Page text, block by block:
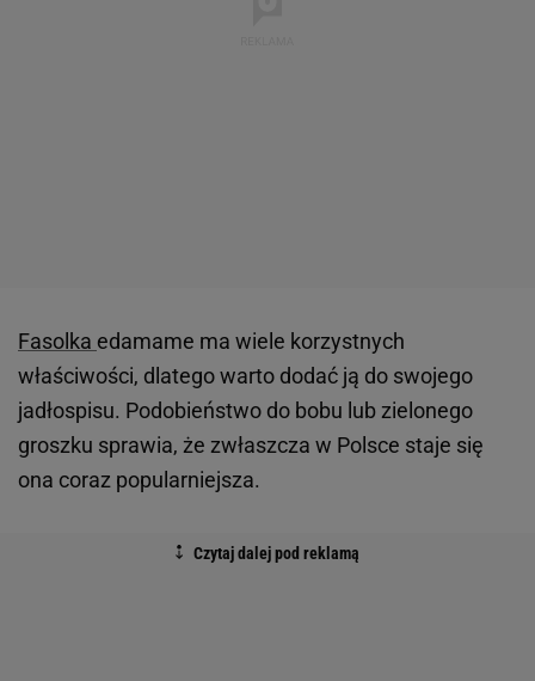
Fasolka edamame ma wiele korzystnych
właściwości, dlatego warto dodać ją do swojego
jadłospisu. Podobieństwo do bobu lub zielonego
groszku sprawia, że zwłaszcza w Polsce staje się
ona coraz popularniejsza.